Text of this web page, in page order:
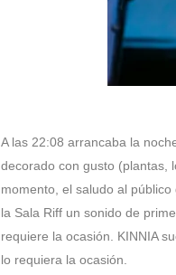
A las 22:08 arrancaba la
decorado con gusto (plantas,
momento, el saludo al
la Sala Riff un sonido de
requiere la ocasión. KINNIA
lo requiera la ocasión.